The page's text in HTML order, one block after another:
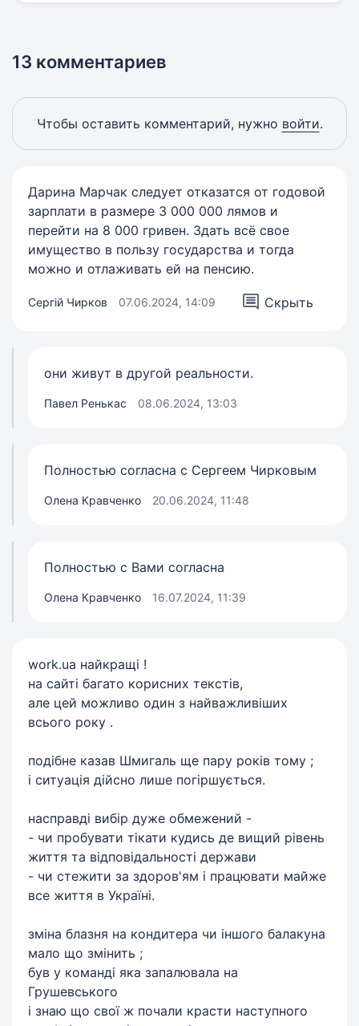
13 комментариев
Чтобы оставить комментарий, нужно войти.
Дарина Марчак следует отказатся от годовой
зарплати в размере 3 000 000 лямов и
перейти на 8 000 гривен. Здать всё свое
имущество в пользу государства и тогда
можно и отлаживать ей на пенсию.
Сергій Чирков 07.06.2024, 14:09 Скрыть
они живут в другой реальности.
Павел Ренькас 08.06.2024, 13:03
Полностью согласна с Сергеем Чирковым
Олена Кравченко 20.06.2024, 11:48
Полностью с Вами согласна
Олена Кравченко 16.07.2024, 11:39
work.ua найкращі !
на сайті багато корисних текстів,
але цей можливо один з найважливіших
всього року .
подібне казав Шмигаль ще пару років тому ;
і ситуація дійсно лише погіршується.
насправді вибір дуже обмежений -
- чи пробувати тікати кудись де вищий рівень
життя та відповідальності держави
- чи стежити за здоров'ям і працювати майже
все життя в Україні.
зміна блазня на кондитера чи іншого балакуна
мало що змінить ;
був у команді яка запалювала на
Грушевського
і знаю що свої ж почали красти наступного